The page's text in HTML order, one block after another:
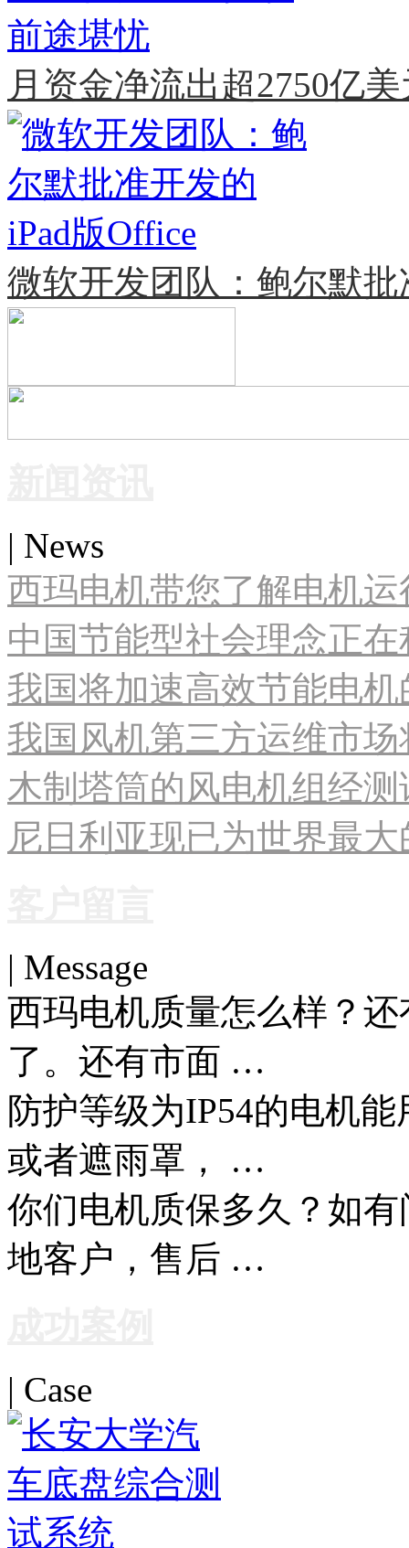
月资金净流出超2750亿
微软开发团队：鲍尔默批
| News
西玛电机带您了解电机
中国节能型社会理念正
我国将加速高效节能电
我国风机第三方运维市
木制塔筒的风电机组经
尼日利亚现已为世界最
| Message
西玛电机质量怎么样？
了。还有市面 …
防护等级为IP54的电机
或者遮雨罩， …
你们电机质保多久？如
地客户，售后 …
| Case